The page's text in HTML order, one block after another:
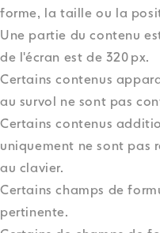
forme, la taille ou la
Une partie du contenu
de l'écran est de 320 px.
Certains contenus
au survol ne sont pas
Certains contenus
uniquement ne sont pas
au clavier.
Certains champs de
pertinente.